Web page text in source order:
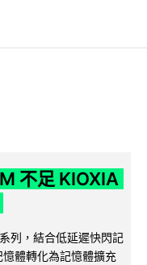
不足 KIOXIA
列，結合低延遲快閃記
憶體轉化為記憶體擴充